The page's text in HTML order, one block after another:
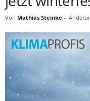
Von Mathias Steinke -